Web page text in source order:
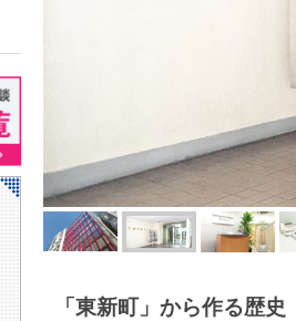
「東新町」から作る歴史